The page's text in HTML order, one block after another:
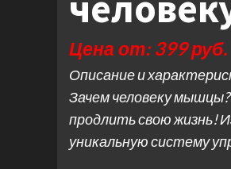
Цена от: 399 руб.
Описание и
Зачем человеку
продлить свою жизнь!
уникальную систему